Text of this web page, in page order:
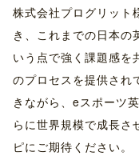
株式会社プログリット
き、これまでの日本の
いう点で強く課題感を
のプロセスを提供され
きながら、eスポーツ
らに世界規模で成長さ
ピにご期待ください。